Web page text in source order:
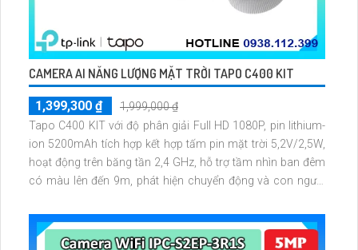
CAMERA AI NĂNG LƯỢNG MẶT TRỜI TAPO C400 KIT
1,399,300 ₫
1,999,000 ₫
Tapo C400 KIT với độ phân giải Full HD 1080P, pin lithium-
ion 5200mAh tích hợp kết hợp tấm pin mặt trời 5,2V/2,5W,
hoạt động trên băng tần 2,4 GHz, hỗ trợ tầm nhìn ban đêm
có màu lên đến 9m, phát hiện chuyển động và con người
512GB